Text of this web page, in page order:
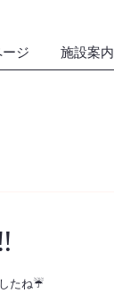
ジ 施設案内
たね☔️